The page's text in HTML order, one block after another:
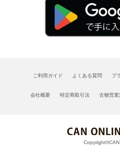
ご利用ガイド よくある質問 プ
会社概要 特定商取引法 古物営